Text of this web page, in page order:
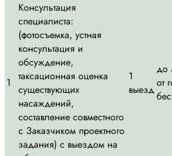
1
Консультация
специалиста:
(фотосъемка, устная
консультация и
обсуждение,
таксационная оценка
существующих
насаждений,
составление совместного
с Заказчиком проектного
задания) с выездом на
1
выезд
до
от